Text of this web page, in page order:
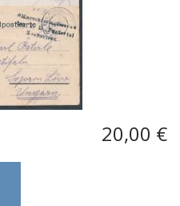
20,00 €